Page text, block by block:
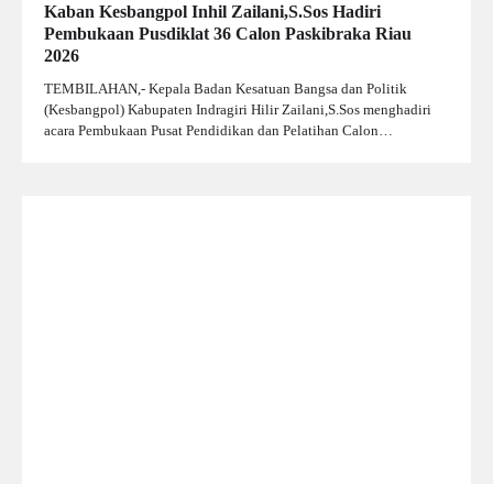
Kaban Kesbangpol Inhil Zailani,S.Sos Hadiri
Pembukaan Pusdiklat 36 Calon Paskibraka Riau
2026
TEMBILAHAN,- Kepala Badan Kesatuan Bangsa dan Politik
(Kesbangpol) Kabupaten Indragiri Hilir Zailani,S.Sos menghadiri
acara Pembukaan Pusat Pendidikan dan Pelatihan Calon…